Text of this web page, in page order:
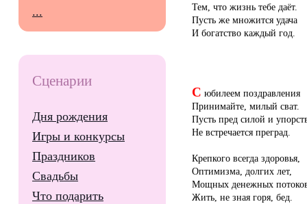
Тем, что жизнь тебе даёт.
Пусть же множится удача
И богатство каждый год.
С юбилеем поздравления
Принимайте, милый сват.
Пусть пред силой и
Не встречается преград.
Крепкого всегда здоровья,
Оптимизма, долгих лет,
Мощных денежных
Жить, не зная горя, бед.
...
Сценарии
Дня рождения
Игры и конкурсы
Праздников
Свадьбы
Что подарить